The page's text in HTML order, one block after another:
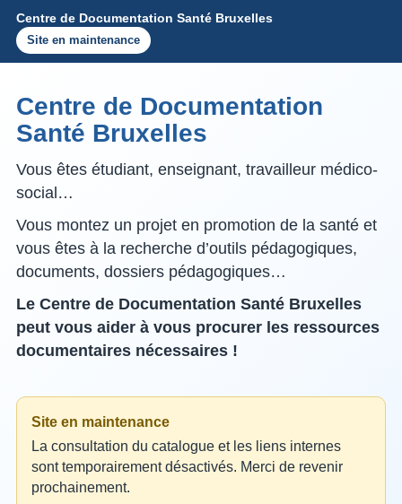
Centre de Documentation Santé Bruxelles
Site en maintenance
Centre de Documentation
Santé Bruxelles
Vous êtes étudiant, enseignant, travailleur médico-
social…
Vous montez un projet en promotion de la santé et
vous êtes à la recherche d’outils pédagogiques,
documents, dossiers pédagogiques…
Le Centre de Documentation Santé Bruxelles
peut vous aider à vous procurer les ressources
documentaires nécessaires !
Site en maintenance
La consultation du catalogue et les liens internes
sont temporairement désactivés. Merci de revenir
prochainement.